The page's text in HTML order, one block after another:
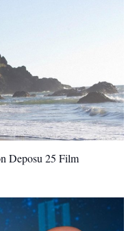
Deposu 25 Film